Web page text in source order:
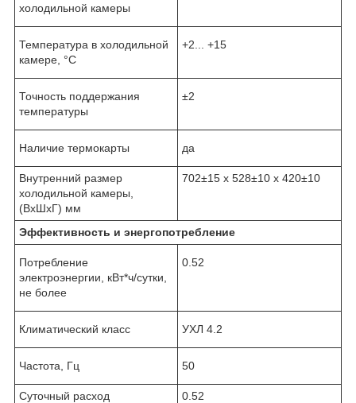
холодильной камеры
Температура в холодильной
камере, °C
+2... +15
Точность поддержания
температуры
±2
Наличие термокарты да
Внутренний размер
холодильной камеры,
(ВxШxГ) мм
702±15 x 528±10 x 420±10
Эффективность и энергопотребление
Потребление
электроэнергии, кВт*ч/сутки,
не более
0.52
Климатический класс УХЛ 4.2
Частота, Гц 50
Суточный расход
0.52